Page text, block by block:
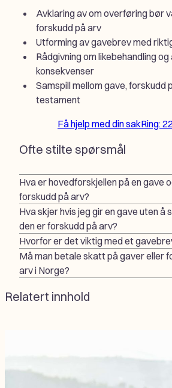
Avklaring av om overføring bør
forskudd på arv
Utforming av gavebrev med
Rådgivning om likebehandling
konsekvenser
Samspill mellom gave, forskudd
testament
Få hjelp med din sakRing:
Ofte stilte spørsmål
Hva er hovedforskjellen på en gave
forskudd på arv?
Hva skjer hvis jeg gir en gave uten å
den er forskudd på arv?
Hvorfor er det viktig med et
Må man betale skatt på gaver eller
arv i Norge?
Relatert innhold